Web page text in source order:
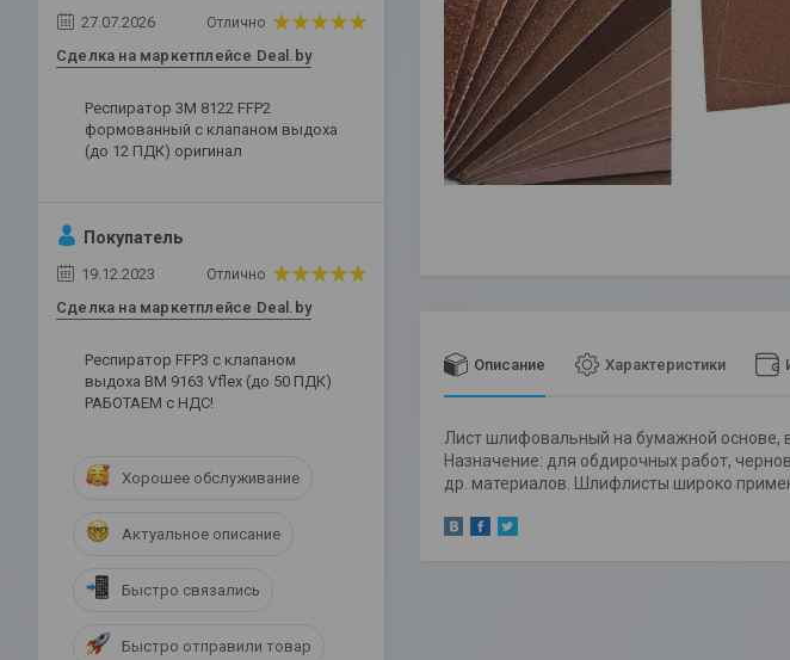
Описание Характеристики
Лист шлифовальный на бумажной основе,
Назначение: для обдирочных работ,
др. материалов. Шлифлисты широко
27.07.2026 Отлично
Сделка на маркетплейсе Deal.by
Респиратор 3М 8122 FFP2
формованный с клапаном выдоха
(до 12 ПДК) оригинал
Покупатель
19.12.2023 Отлично
Сделка на маркетплейсе Deal.by
Респиратор FFP3 c клапаном
выдоха ВМ 9163 Vflex (до 50 ПДК)
РАБОТАЕМ с НДС!
Хорошее обслуживание
Актуальное описание
Быстро связались
Быстро отправили товар